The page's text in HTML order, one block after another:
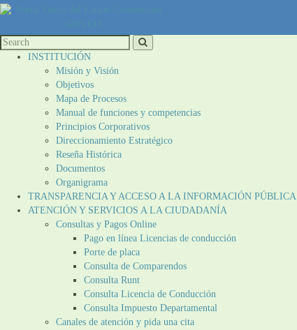
INSTITUCIÓN
Misión y Visión
Objetivos
Mapa de Procesos
Manual de funciones y competencias
Principios Corporativos
Direccionamiento Estratégico
Reseña Histórica
Documentos
Organigrama
TRANSPARENCIA Y ACCESO A LA INFORMACIÓN PÚBLICA
ATENCIÓN Y SERVICIOS A LA CIUDADANÍA
Consultas y Pagos Online
Pago en línea Licencias de conducción
Porte de placa
Consulta de Comparendos
Consulta Runt
Consulta Licencia de Conducción
Consulta Impuesto Departamental
Canales de atención y pida una cita